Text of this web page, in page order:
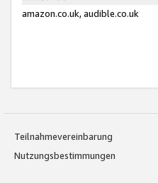
amazon.co.uk, audible.co.uk
Teilnahmevereinbarung
Nutzungsbestimmungen